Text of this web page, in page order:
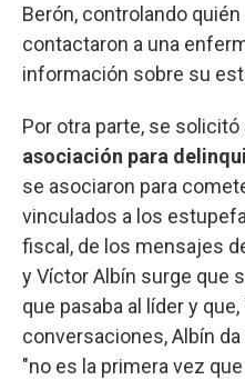
Berón, controlando
contactaron a una
información sobre su
Por otra parte, se
asociación para
se asociaron para
vinculados a los
fiscal, de los mensajes
y Víctor Albín surge que
que pasaba al líder y
conversaciones, Albín
"no es la primera vez